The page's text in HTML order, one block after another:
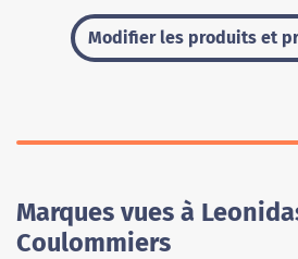
Modifier les produits et
Marques vues à
Coulommiers